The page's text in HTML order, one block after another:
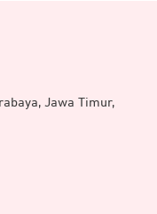
Jawa Timur,